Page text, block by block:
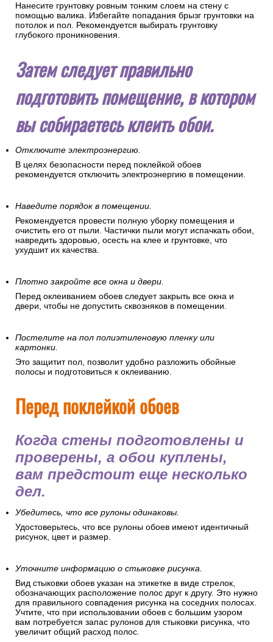
Нанесите грунтовку ровным тонким слоем на стену с
помощью валика. Избегайте попадания брызг грунтовки на
потолок и пол. Рекомендуется выбирать грунтовку
глубокого проникновения.
Затем следует правильно
подготовить помещение, в котором
вы собираетесь клеить обои.
Отключите электроэнергию.
В целях безопасности перед поклейкой обоев
рекомендуется отключить электроэнергию в помещении.
Наведите порядок в помещении.
Рекомендуется провести полную уборку помещения и
очистить его от пыли. Частички пыли могут испачкать обои,
навредить здоровью, осесть на клее и грунтовке, что
ухудшит их качества.
Плотно закройте все окна и двери.
Перед оклеиванием обоев следует закрыть все окна и
двери, чтобы не допустить сквозняков в помещении.
Постелите на пол полиэтиленовую пленку или
картонки.
Это защитит пол, позволит удобно разложить обойные
полосы и подготовиться к оклеиванию.
Перед поклейкой обоев
Когда стены подготовлены и
проверены, а обои куплены,
вам предстоит еще несколько
дел.
Убедитесь, что все рулоны одинаковы.
Удостоверьтесь, что все рулоны обоев имеют идентичный
рисунок, цвет и размер.
Уточните информацию о стыковке рисунка.
Вид стыковки обоев указан на этикетке в виде стрелок,
обозначающих расположение полос друг к другу. Это нужно
для правильного совпадения рисунка на соседних полосах.
Учтите, что при использовании обоев с большим узором
вам потребуется запас рулонов для стыковки рисунка, что
увеличит общий расход полос.